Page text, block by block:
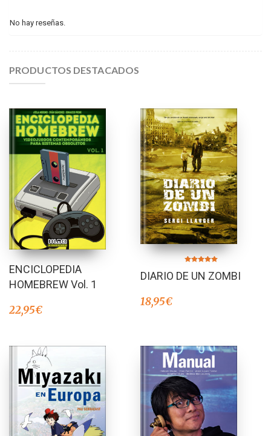
No hay reseñas.
PRODUCTOS DESTACADOS
ENCICLOPEDIA
HOMEBREW Vol. 1
22,95€
5.00
de 5
DIARIO DE UN ZOMBI
18,95€